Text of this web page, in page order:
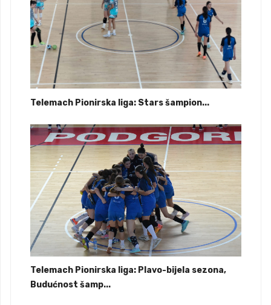
Telemach Pionirska liga: Stars šampion...
Telemach Pionirska liga: Plavo-bijela sezona,
Budućnost šamp...